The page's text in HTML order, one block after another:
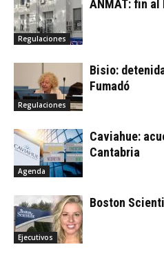
Regulaciones
ANMAT: fin al
Regulaciones
Bisio:
Fumadó
Agenda
Caviahue:
Cantabria
Ejecutivos
Boston